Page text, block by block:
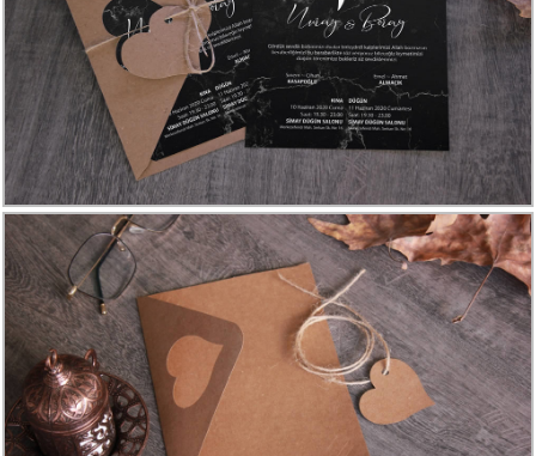
Davetiye
Modelleri
Düğün
Davetiye
Modelleri
Atatürk'lü
Davetiyeler
Papatyalı
Davetiye
Modelleri
Dini
Düğün
Davetiyeler
yeni